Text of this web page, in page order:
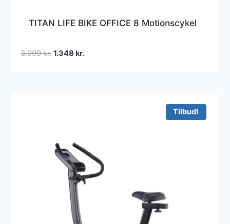
TITAN LIFE BIKE OFFICE 8 Motionscykel
3.999kr. Den
1.348 kr.Den
Tilbud!